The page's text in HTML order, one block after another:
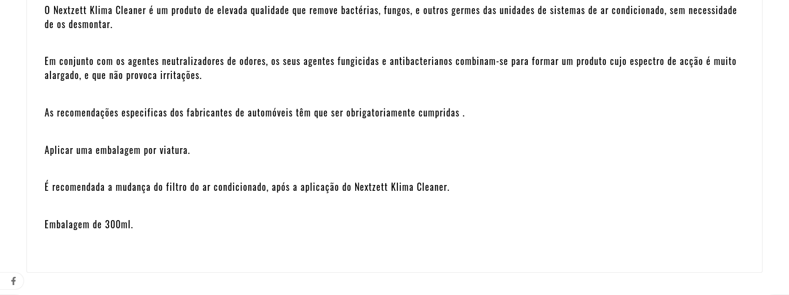
O Nextzett Klima Cleaner é um produto de elevada qualidade que remove bactérias, fungos, e outros germes das unidades de sistemas de ar condicionado, sem necessidade
de os desmontar.
Em conjunto com os agentes neutralizadores de odores, os seus agentes fungicidas e antibacterianos combinam-se para formar um produto cujo espectro de acção é muito
alargado, e que não provoca irritações.
As recomendações especificas dos fabricantes de automóveis têm que ser obrigatoriamente cumpridas .
Aplicar uma embalagem por viatura.
É recomendada a mudança do filtro do ar condicionado, após a aplicação do Nextzett Klima Cleaner.
Embalagem de 300ml.